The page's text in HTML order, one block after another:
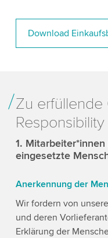
Download
Zu erfüllende
1.
eingesetzte
Anerkennung der
Wir fordern von
und deren
Erklärung der